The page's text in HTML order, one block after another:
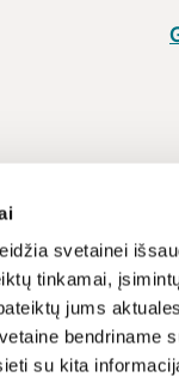
svetainei
tinkamai,
jums
bendriname
su kita
Atsiskaitymo
Pristatymas
Prekių